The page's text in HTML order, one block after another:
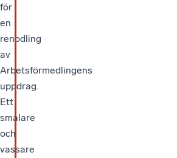
för
en
renodling
av
Arbetsförmedlingens
uppdrag.
Ett
smalare
och
vassare